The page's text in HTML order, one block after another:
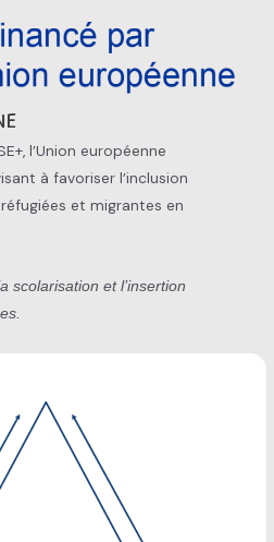
l’Union européenne
à favoriser l’inclusion
et migrantes en
scolarisation et l’insertion